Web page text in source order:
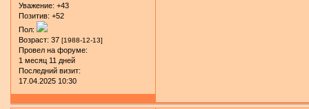
Уважение: +43
Позитив: +52
Пол:
Возраст: 37 [1988-12-13]
Провел на форуме:
1 месяц 11 дней
Последний визит:
17.04.2025 10:30